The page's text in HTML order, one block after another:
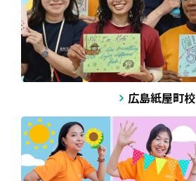
広島紙屋町校